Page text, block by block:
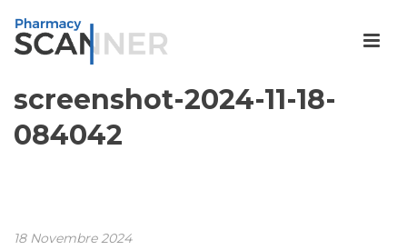
screenshot-2024-11-18-
084042
18 Novembre 2024